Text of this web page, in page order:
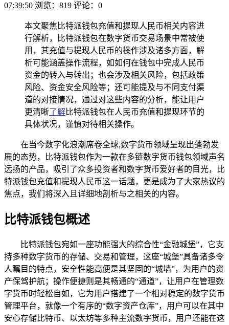
07:39:50 浏览：819 评论：0
本文聚焦比特派钱包充值和提现人民币相关内容进
行解析，比特派钱包在数字货币交易场景中常被使
用，其充值与提现人民币的操作涉及诸多方面，解
析可能涵盖操作流程，如如何在钱包中完成人民币
资金的转入与转出；也会涉及相关风险，包括政策
风险、资金安全风险等；还可能提及与不同支付渠
道的对接情况，通过对这些内容的分析，能让用户
更清晰了解比特派钱包在人民币充值和提现环节的
具体状况，谨慎对待相关操作。
在当今数字化浪潮席卷全球,数字货币领域呈现出蓬勃发
展的态势，比特派钱包作为一款在多链数字货币钱包领域声名
远扬的产品，吸引了众多投资者和数字货币爱好者的目光，比
特派钱包充值和提现人民币这一话题，更是成为了大家热议的
焦点，我们将深入且详细地剖析与之相关的内容。
比特派钱包概述
比特派钱包宛如一座功能强大的综合性“金融城堡”，它支
持多种数字货币的存储、交易和管理，这座“城堡”具备诸多令
人瞩目的特点，安全性能高便是其坚固的“城墙”，为用户的资
产保驾护航；操作便捷则是其畅通的“通道”，让用户在管理数
字货币时轻松自如，它为用户搭建了一个相对稳定的数字货币
管理平台，就像一个有序的“数字资产仓库”，用户可以在其中
安心存储比特币、以太坊等多种主流数字货币，用户还能在这